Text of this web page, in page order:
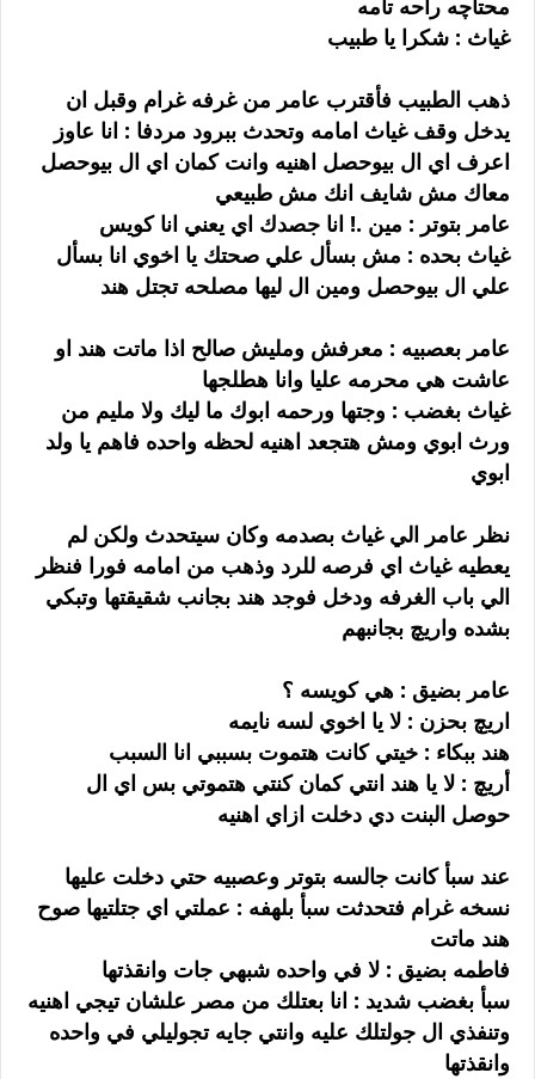
محتاچه راحه تامه
غياث : شكرا يا طبيب
ذهب الطبيب فأقترب عامر من غرفه غرام وقبل ان
يدخل وقف غياث امامه وتحدث ببرود مردفا : انا عاوز
اعرف اي ال بيوحصل اهنيه وانت كمان اي ال بيوحصل
معاك مش شايف انك مش طبيعي
عامر بتوتر : مين .! انا جصدك اي يعني انا كويس
غياث بحده : مش بسأل علي صحتك يا اخوي انا بسأل
علي ال بيوحصل ومين ال ليها مصلحه تجتل هند
عامر بعصبيه : معرفش ومليش صالح اذا ماتت هند او
عاشت هي محرمه عليا وانا هطلجها
غياث بغضب : وجتها ورحمه ابوك ما ليك ولا مليم من
ورث ابوي ومش هتجعد اهنيه لحظه واحده فاهم يا ولد
ابوي
نظر عامر الي غياث بصدمه وكان سيتحدث ولكن لم
يعطيه غياث اي فرصه للرد وذهب من امامه فورا فنظر
الي باب الغرفه ودخل فوجد هند بجانب شقيقتها وتبكي
بشده واريچ بجانبهم
عامر بضيق : هي كويسه ؟
اريچ بحزن : لا يا اخوي لسه نايمه
هند ببكاء : خيتي كانت هتموت بسببي انا السبب
أريچ : لا يا هند انتي كمان كنتي هتموتي بس اي ال
حوصل البنت دي دخلت ازاي اهنيه
عند سبأ كانت جالسه بتوتر وعصبيه حتي دخلت عليها
نسخه غرام فتحدثت سبأ بلهفه : عملتي اي جتلتيها صوح
هند ماتت
فاطمه بضيق : لا في واحده شبهي جات وانقذتها
سبأ بغضب شديد : انا بعتلك من مصر علشان تيجي اهنيه
وتنفذي ال جولتلك عليه وانتي جايه تجوليلي في واحده
وانقذتها